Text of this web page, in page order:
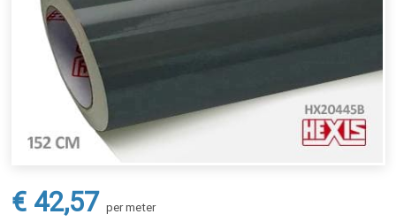
€ 42,57 per meter